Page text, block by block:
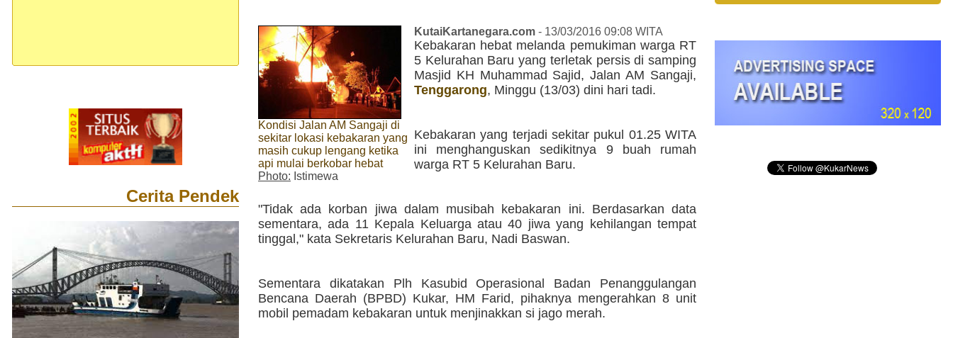
Cerita Pendek
Kondisi Jalan AM Sangaji di
sekitar lokasi kebakaran yang
masih cukup lengang ketika
api mulai berkobar hebat
Photo: Istimewa
KutaiKartanegara.com - 13/03/2016 09:08 WITA
Kebakaran hebat melanda pemukiman warga RT
5 Kelurahan Baru yang terletak persis di samping
Masjid KH Muhammad Sajid, Jalan AM Sangaji,
Tenggarong, Minggu (13/03) dini hari tadi.
Kebakaran yang terjadi sekitar pukul 01.25 WITA
ini menghanguskan sedikitnya 9 buah rumah
warga RT 5 Kelurahan Baru.
"Tidak ada korban jiwa dalam musibah kebakaran ini. Berdasarkan data
sementara, ada 11 Kepala Keluarga atau 40 jiwa yang kehilangan tempat
tinggal," kata Sekretaris Kelurahan Baru, Nadi Baswan.
Sementara dikatakan Plh Kasubid Operasional Badan Penanggulangan
Bencana Daerah (BPBD) Kukar, HM Farid, pihaknya mengerahkan 8 unit
mobil pemadam kebakaran untuk menjinakkan si jago merah.